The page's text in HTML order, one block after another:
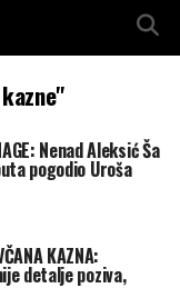
Nenad Aleksić Ša
pogodio Uroša
KAZNA:
detalje poziva,